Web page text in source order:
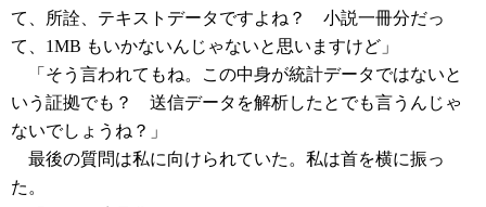
て、所詮、テキストデータですよね？ 小説一冊分だっ
て、1MB もいかないんじゃないと思いますけど」
「そう言われてもね。この中身が統計データではないと
いう証拠でも？ 送信データを解析したとでも言うんじゃ
ないでしょうね？」
最後の質問は私に向けられていた。私は首を横に振っ
た。